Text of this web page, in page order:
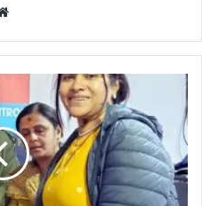
b
s
i
t
e